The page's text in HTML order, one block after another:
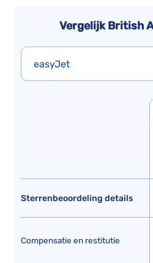
Vergelijk British
easyJet
Sterrenbeoordeling details
Compensatie en restitutie